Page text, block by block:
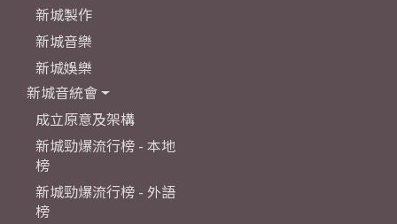
新城製作
新城音樂
新城娛樂
新城音統會
成立原意及架構
新城勁爆流行榜 - 本地
榜
新城勁爆流行榜 - 外語
榜